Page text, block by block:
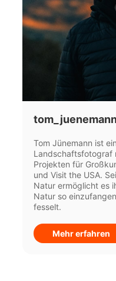
Tom Jünemann ist
Landschaftsfotograf
Projekten für
und Visit the USA.
Natur ermöglicht es
Natur so
fesselt.
Mehr erfahren